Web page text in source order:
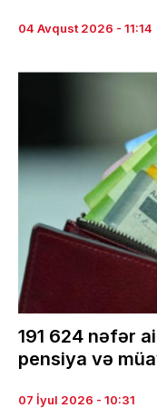
04 Avqust 2026 - 11:14
191 624 nəfər
pensiya və
07 İyul 2026 - 10:31